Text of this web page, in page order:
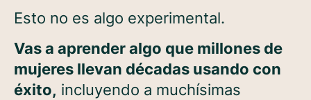
Esto no es algo experimental.
Vas a aprender algo que millones de
mujeres llevan décadas usando con
éxito, incluyendo a muchísimas